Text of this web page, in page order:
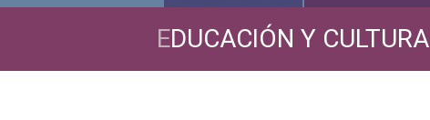
EDUCACIÓN Y CULTURA